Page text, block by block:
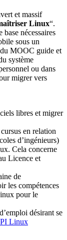
et massif
Linux“.
nécessaires
sous un
MOOC guide et
système
ou dans
migrer vers
libres et migrer
en relation
d’ingénieurs)
Cela concerne
Licence et
de
les compétences
pour le
désirant se
Linux